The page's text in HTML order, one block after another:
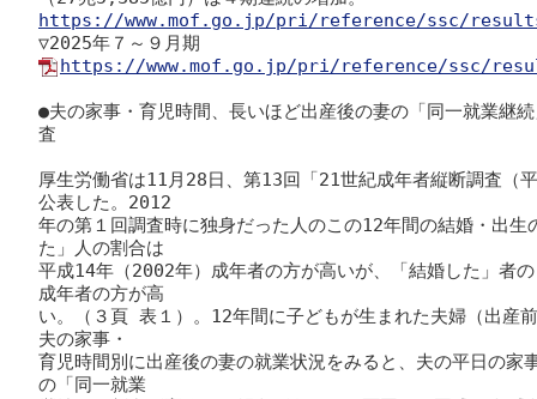
https://www.mof.go.jp/pri/reference/ssc/
https://www.mof.go.jp/pri/reference/ssc/
●夫の家事・育児時間、長いほど出産後の妻の「同一就業継
査
厚生労働省は11月28日、第13回「21世紀成年者縦断調査（
公表した。2012
年の第１回調査時に独身だった人のこの12年間の結婚・出生
た」人の割合は
平成14年（2002年）成年者の方が高いが、「結婚した」者
成年者の方が高
い。（３頁 表１）。12年間に子どもが生まれた夫婦（出産
夫の家事・
育児時間別に出産後の妻の就業状況をみると、夫の平日の家
の「同一就業